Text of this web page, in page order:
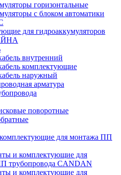
горизонтальные
с блоком автоматики
для гидроаккумуляторов
внутренний
комплектующие
наружный
арматура
поворотные
для монтажа ПП
и комплектующие для
трубопровода CANDAN
и комплектующие для